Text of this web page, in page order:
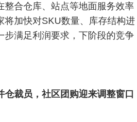
整合仓库、站点等地面服务效率
将加快对SKU数量、库存结构进
步满足利润要求，下阶段的竞争
仓裁员，社区团购迎来调整窗口